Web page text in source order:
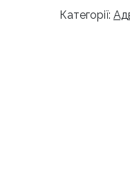
Категорії: